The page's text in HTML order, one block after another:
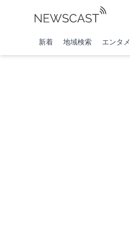
新着 地域検索 エンタメ